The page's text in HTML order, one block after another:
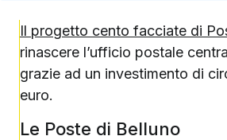
Il progetto cento facciate di
rinascere l’ufficio postale
grazie ad un investimento di
euro.
Le Poste di Belluno